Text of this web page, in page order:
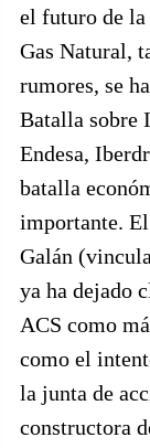
el futuro de
Gas Natural,
rumores, se
Batalla sobre
Endesa,
batalla
importante.
Galán
ya ha dejado
ACS como
como el
la junta de
constructora